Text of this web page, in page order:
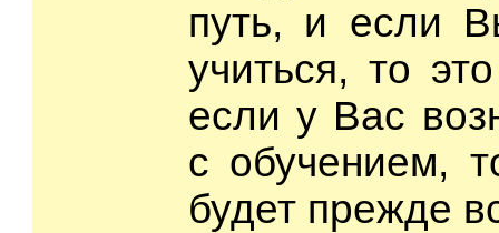
путь, и если
учиться, то
если у Вас
с обучением,
будет прежде